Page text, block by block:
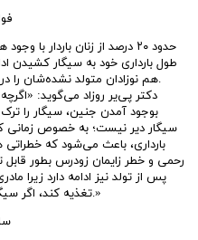
حدود ۲۰ درصد از زنان باردار
طول بارداری خود به سیگار کشیدن
هم نوزادان متولد نشده‌شان را در معرض خطرات متعددی قرار می‌دهد.
دکتر پی‌یر روزاد می‌گوید:
بوجود آمدن جنین، سیگار را ترک
سیگار دیر نیست؛ به خصوص زمانی
بارداری، باعث می‌شود که
رحمی و خطر زایمان زودرس بطور
پس از تولد نیز ادامه دارد زیرا
تغذیه کند، اگر سیگار نکشد، شیر بیشتری تولید می‌کند.»